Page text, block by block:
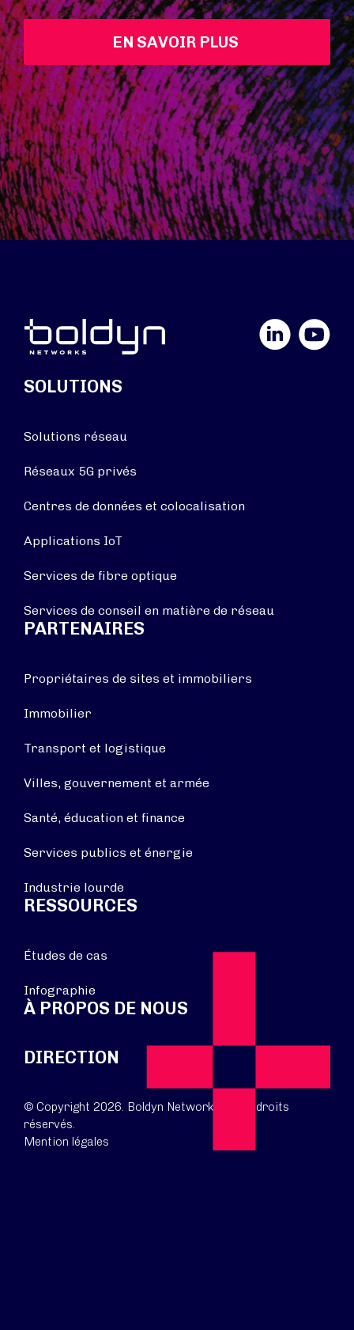
EN SAVOIR PLUS
YouTube
SOLUTIONS
Solutions réseau
Réseaux 5G privés
Centres de données et colocalisation
Applications IoT
Services de fibre optique
Services de conseil en matière de réseau
PARTENAIRES
Propriétaires de sites et immobiliers
Immobilier
Transport et logistique
Villes, gouvernement et armée
Santé, éducation et finance
Services publics et énergie
Industrie lourde
RESSOURCES
Études de cas
Infographie
À PROPOS DE NOUS
DIRECTION
© Copyright 2026. Boldyn Networks. Tous droits
réservés.
Mention légales